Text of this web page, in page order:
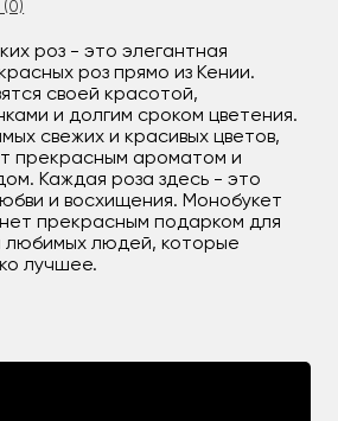
роз - это элегантная
роз прямо из Кении.
своей красотой,
и долгим сроком цветения.
свежих и красивых цветов,
прекрасным ароматом и
Каждая роза здесь - это
и восхищения. Монобукет
прекрасным подарком для
любимых людей, которые
лучшее.